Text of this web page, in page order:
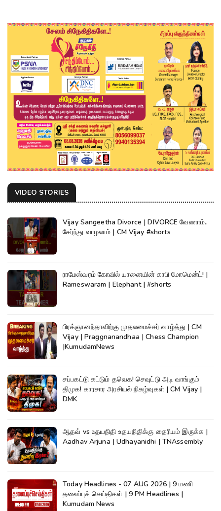
VIDEO STORIES
Vijay Sangeetha Divorce | DIVORCE வேணாம்..
சேர்ந்து வாழலாம் | CM Vijay #shorts
ராமேஸ்வரம் கோவில் யானையின் காபி மோமென்ட்! |
Rameswaram | Elephant | #shorts
பிரக்ஞானந்தாவிற்கு முதலமைச்சர் வாழ்த்து | CM
Vijay | Praggnanandhaa | Chess Champion
|KumudamNews
சப்பகட்டு கட்டும் தவெக! செவுட்டு அடி வாங்கும்
திமுக! காரசார அரசியல் நிகழ்வுகள் | CM Vijay |
DMK
ஆதவ் vs உதயநிதி உதயநிதிக்கு தைரியம் இருக்க |
Aadhav Arjuna | Udhayanidhi | TNAssembly
Today Headlines - 07 AUG 2026 | 9 மணி
தலைப்புச் செய்திகள் | 9 PM Headlines |
Kumudam News